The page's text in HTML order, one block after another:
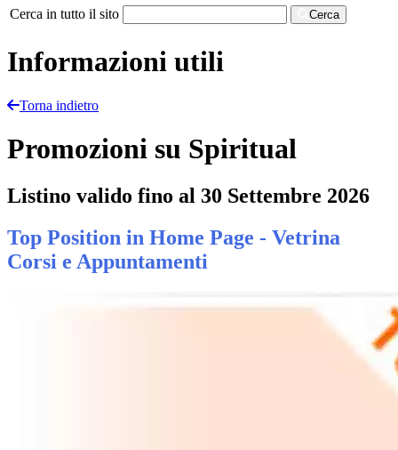
Cerca in tutto il sito Cerca
Informazioni utili
Torna indietro
Promozioni su Spiritual
Listino valido fino al 30 Settembre 2026
Top Position in Home Page - Vetrina
Corsi e Appuntamenti